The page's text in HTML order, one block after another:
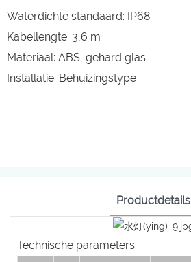
Waterdichte standaard: IP68
Kabellengte: 3,6 m
Materiaal: ABS, gehard glas
Installatie: Behuizingstype
Productdetails
Technische parameters: